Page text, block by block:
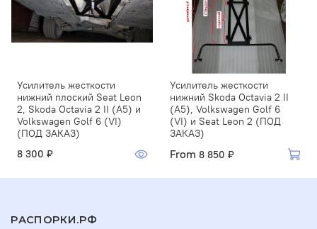
Усилитель жесткости
нижний плоский Seat Leon
2, Skoda Octavia 2 II (A5) и
Volkswagen Golf 6 (VI)
(ПОД ЗАКАЗ)
8 300 ₽
Усилитель жесткости
нижний Skoda Octavia 2 II
(A5), Volkswagen Golf 6
(VI) и Seat Leon 2 (ПОД
ЗАКАЗ)
From 8 850 ₽
РАСПОРКИ.РФ